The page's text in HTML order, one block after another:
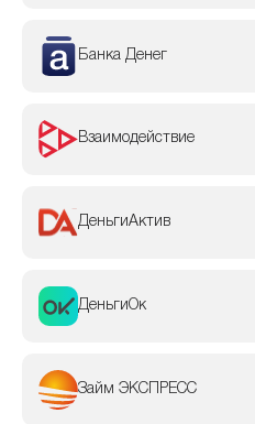
Банка Денег
Взаимодействие
ДеньгиАктив
ДеньгиОк
Займ ЭКСПРЕСС